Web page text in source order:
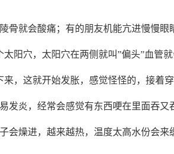
骨就会酸痛；有的朋友机能亢进慢慢眼
阳穴，太阳穴在两侧就叫”偏头”血管
，这就开始发胀，感觉怪怪的，接着
发炎，经常会感觉有东西哽在里面吞又
会燥进，越来越热，温度太高水份会